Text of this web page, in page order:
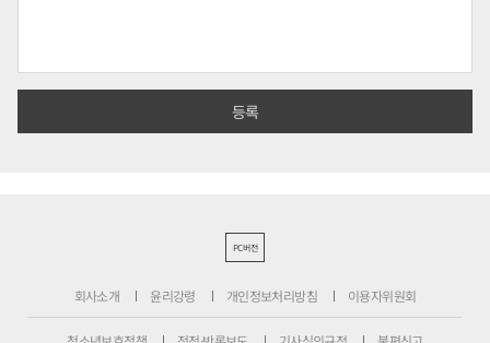
PC버전
회사소개 윤리강령 개인정보처리방침 이용자위원회